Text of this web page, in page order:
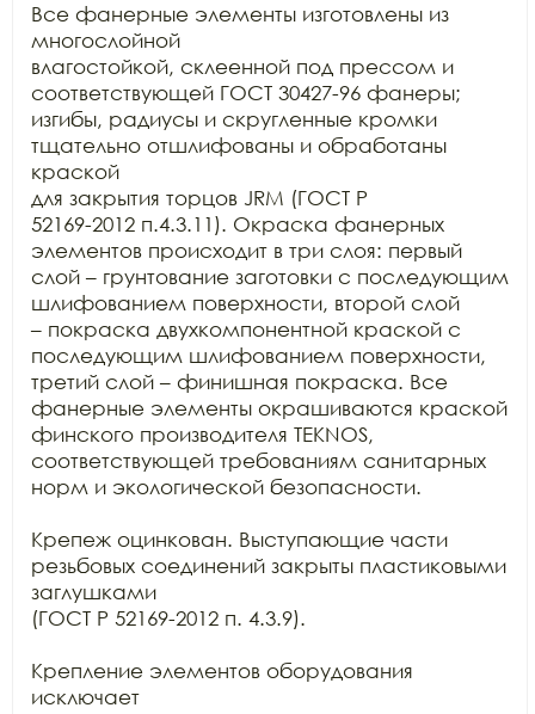
Все фанерные элементы изготовлены из
многослойной
влагостойкой, склеенной под прессом и
соответствующей ГОСТ 30427-96 фанеры;
изгибы, радиусы и скругленные кромки
тщательно отшлифованы и обработаны
краской
для закрытия торцов JRM (ГОСТ Р
52169-2012 п.4.3.11). Окраска фанерных
элементов происходит в три слоя: первый
слой – грунтование заготовки с последующим
шлифованием поверхности, второй слой
– покраска двухкомпонентной краской с
последующим шлифованием поверхности,
третий слой – финишная покраска. Все
фанерные элементы окрашиваются краской
финского производителя TEKNOS,
соответствующей требованиям санитарных
норм и экологической безопасности.
Крепеж оцинкован. Выступающие части
резьбовых соединений закрыты пластиковыми
заглушками
(ГОСТ Р 52169-2012 п. 4.3.9).
Крепление элементов оборудования
исключает